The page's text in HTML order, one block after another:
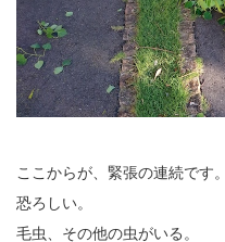
ここからが、緊張の連続です
恐ろしい。
毛虫、その他の虫がいる。